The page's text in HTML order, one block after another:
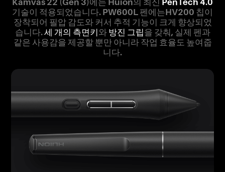
기술이 적용되었습니다. PW600L 펜에는HV200 칩이
장착되어 필압 감도와 커서 추적 기능이 크게 향상되었
습니다.세 개의 측면키와 방진 그립을 갖춰, 실제 펜과
같은 사용감을 제공할 뿐만 아니라 작업 효율도 높여줍
니다.